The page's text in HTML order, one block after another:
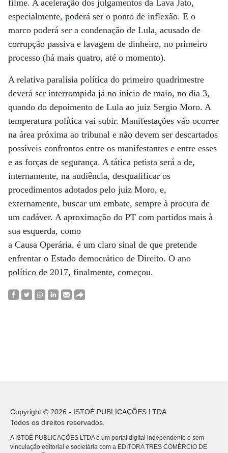
filme. A aceleração dos julgamentos da Lava Jato,
especialmente, poderá ser o ponto de inflexão. E o
marco poderá ser a condenação de Lula, acusado de
corrupção passiva e lavagem de dinheiro, no primeiro
processo (há mais quatro, até o momento).
A relativa paralisia política do primeiro quadrimestre
deverá ser interrompida já no início de maio, no dia 3,
quando do depoimento de Lula ao juiz Sergio Moro. A
temperatura política vai subir. Manifestações vão ocorrer
na área próxima ao tribunal e não devem ser descartados
possíveis confrontos entre os manifestantes e entre esses
e as forças de segurança. A tática petista será a de,
internamente, na audiência, desqualificar os
procedimentos adotados pelo juiz Moro, e,
externamente, buscar um embate, sempre à procura de
um cadáver. A aproximação do PT com partidos mais à
sua esquerda, como
a Causa Operária, é um claro sinal de que pretende
enfrentar o Estado democrático de Direito. O ano
político de 2017, finalmente, começou.
Copyright © 2026 - ISTOÉ PUBLICAÇÕES LTDA
Todos os direitos reservados.
A ISTOÉ PUBLICAÇÕES LTDA é um portal digital independente e sem
vinculação editorial e societária com a EDITORA TRES COMÉRCIO DE